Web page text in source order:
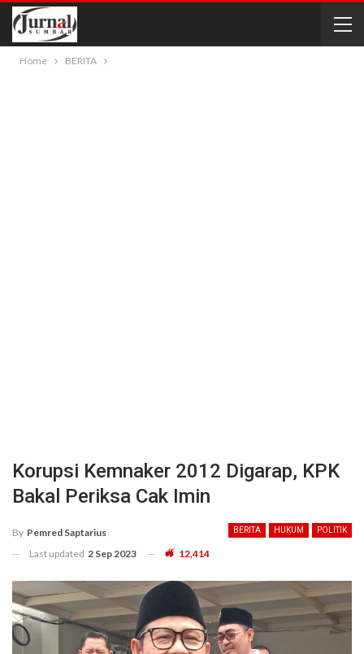
Home BERITA
Korupsi Kemnaker 2012 Digarap, KPK
Bakal Periksa Cak Imin
BERITA HUKUM POLITIK
By Pemred Saptarius
Last updated 2 Sep 2023 12,414